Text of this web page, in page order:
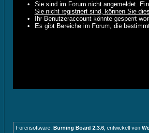
Sie sind im Forum nicht angemeldet.
Sie nicht registriert sind, können Sie
Ihr Benutzeraccount könnte gesperrt
Es gibt Bereiche im Forum, die
Forensoftware: Burning Board 2.3.6, entwickelt von